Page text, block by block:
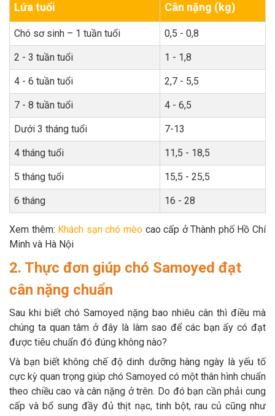
Lứa tuổi Cân nặng (kg)
Chó sơ sinh – 1 tuần tuổi 0,5 - 0,8
2 - 3 tuần tuổi 1 - 1,8
4 - 6 tuần tuổi 2,7 - 5,5
7 - 8 tuần tuổi 4 - 6,5
Dưới 3 tháng tuổi 7-13
4 tháng tuổi 11,5 - 18,5
5 tháng tuổi 15,5 - 25,5
6 tháng 16 - 28
Xem thêm: Khách sạn chó mèocao cấp ở Thành phố Hồ Chí
Minh và Hà Nội
2. Thực đơn giúp chó Samoyed đạt
cân nặng chuẩn
Sau khi biết chó Samoyed nặng bao nhiêu cân thì điều mà
chúng ta quan tâm ở đây là làm sao để các bạn ấy có đạt
được tiêu chuẩn đó đúng không nào?
Và bạn biết không chế độ dinh dưỡng hàng ngày là yếu tố
cực kỳ quan trọng giúp chó Samoyed có một thân hình chuẩn
theo chiều cao và cân nặng ở trên. Do đó bạn cần phải cung
cấp và bổ sung đầy đủ thịt nạc, tinh bột, rau củ cũng như